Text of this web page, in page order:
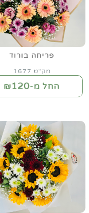
פריחה בורוד
מק"ט 1677
החל מ-₪120